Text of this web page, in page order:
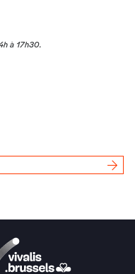
choix.
(5
à 17h30.